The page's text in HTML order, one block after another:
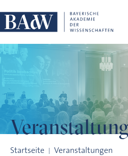
Startseite Veranstaltungen